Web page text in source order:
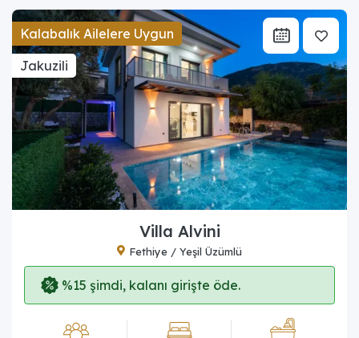
Kalabalık Ailelere Uygun
Jakuzili
Villa Alvini
Fethiye / Yeşil Üzümlü
%15 şimdi, kalanı girişte öde.